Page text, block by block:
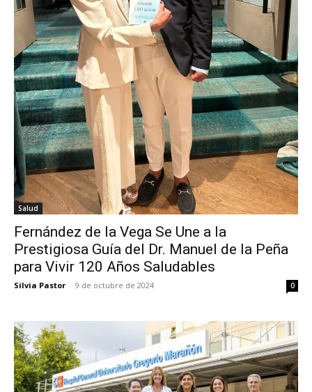
Salud
Fernández de la Vega Se Une a la
Prestigiosa Guía del Dr. Manuel de la Peña
para Vivir 120 Años Saludables
Silvia Pastor - 9 de octubre de 2024 0